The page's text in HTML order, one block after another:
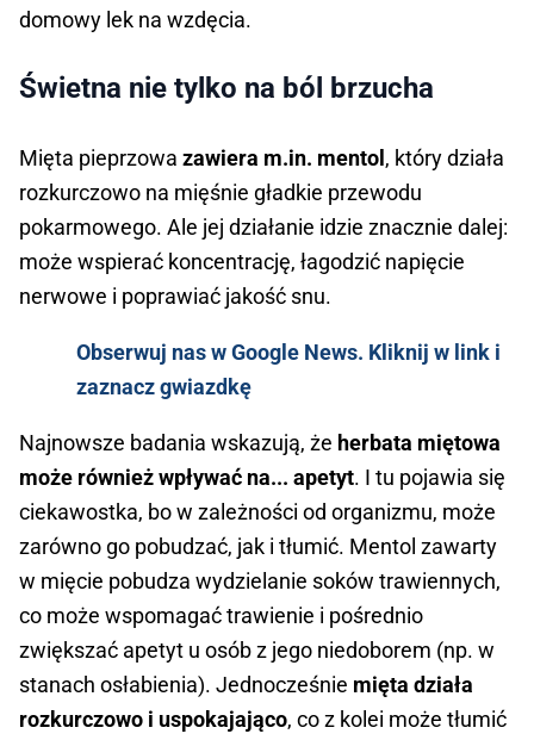
domowy lek na wzdęcia.
Świetna nie tylko na ból brzucha
Mięta pieprzowa zawiera m.in. mentol , który działa
rozkurczowo na mięśnie gładkie przewodu
pokarmowego. Ale jej działanie idzie znacznie dalej:
może wspierać koncentrację, łagodzić napięcie
nerwowe i poprawiać jakość snu.
Obserwuj nas w Google News. Kliknij w link i
zaznacz gwiazdkę
Najnowsze badania wskazują, że herbata miętowa
może również wpływać na... apetyt. I tu pojawia się
ciekawostka, bo w zależności od organizmu, może
zarówno go pobudzać, jak i tłumić. Mentol zawarty
w mięcie pobudza wydzielanie soków trawiennych,
co może wspomagać trawienie i pośrednio
zwiększać apetyt u osób z jego niedoborem (np. w
stanach osłabienia). Jednocześnie mięta działa
rozkurczowo i uspokajająco, co z kolei może tłumić